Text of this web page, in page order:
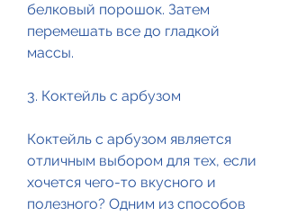
белковый порошок. Затем
перемешать все до гладкой
массы.
3. Коктейль с арбузом
Коктейль с арбузом является
отличным выбором для тех, если
хочется чего-то вкусного и
полезного? Одним из способов